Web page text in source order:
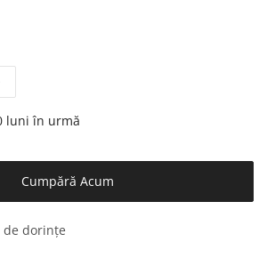
luni în urmă
Cumpără Acum
de dorințe